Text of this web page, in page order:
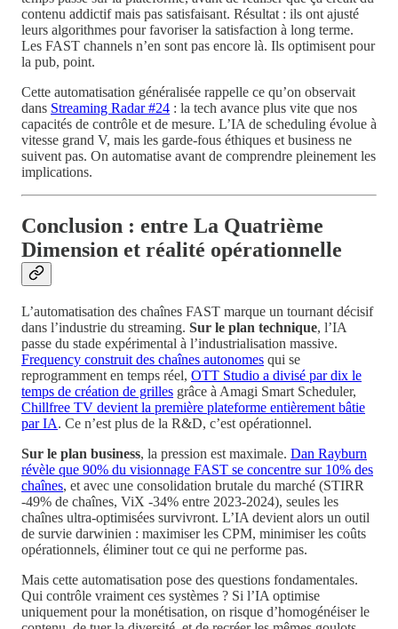
contenu addictif mais pas satisfaisant. Résultat : ils ont ajusté
leurs algorithmes pour favoriser la satisfaction à long terme.
Les FAST channels n’en sont pas encore là. Ils optimisent pour
la pub, point.
Cette automatisation généralisée rappelle ce qu’on observait
dans Streaming Radar #24 : la tech avance plus vite que nos
capacités de contrôle et de mesure. L’IA de scheduling évolue à
vitesse grand V, mais les garde-fous éthiques et business ne
suivent pas. On automatise avant de comprendre pleinement les
implications.
Conclusion : entre La Quatrième
Dimension et réalité opérationnelle
L’automatisation des chaînes FAST marque un tournant décisif
dans l’industrie du streaming. Sur le plan technique, l’IA
passe du stade expérimental à l’industrialisation massive.
Frequency construit des chaînes autonomes qui se
reprogramment en temps réel, OTT Studio a divisé par dix le
temps de création de grilles grâce à Amagi Smart Scheduler,
Chillfree TV devient la première plateforme entièrement bâtie
par IA. Ce n’est plus de la R&D, c’est opérationnel.
Sur le plan business, la pression est maximale. Dan Rayburn
révèle que 90% du visionnage FAST se concentre sur 10% des
chaînes, et avec une consolidation brutale du marché (STIRR
-49% de chaînes, ViX -34% entre 2023-2024), seules les
chaînes ultra-optimisées survivront. L’IA devient alors un outil
de survie darwinien : maximiser les CPM, minimiser les coûts
opérationnels, éliminer tout ce qui ne performe pas.
Mais cette automatisation pose des questions fondamentales.
Qui contrôle vraiment ces systèmes ? Si l’IA optimise
uniquement pour la monétisation, on risque d’homogénéiser le